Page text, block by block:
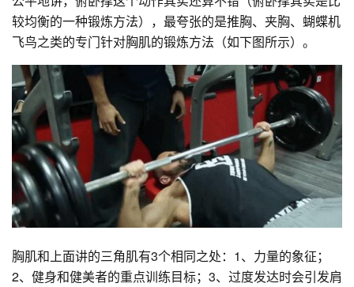
较均衡的一种锻炼方法），最夸张的是推胸、夹胸、蝴蝶机
飞鸟之类的专门针对胸肌的锻炼方法（如下图所示）。
胸肌和上面讲的三角肌有3个相同之处：1、力量的象征；
2、健身和健美者的重点训练目标；3、过度发达时会引发肩